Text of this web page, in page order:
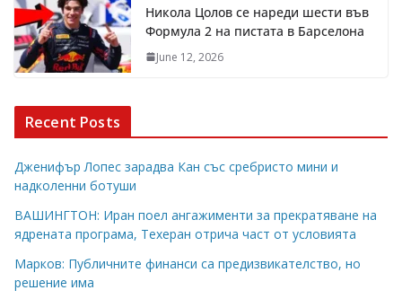
Никола Цолов се нареди шести във
Формула 2 на пистата в Барселона
June 12, 2026
Recent Posts
Дженифър Лопес зарадва Кан със сребристо мини и
надколенни ботуши
ВАШИНГТОН: Иран поел ангажименти за прекратяване на
ядрената програма, Техеран отрича част от условията
Марков: Публичните финанси са предизвикателство, но
решение има